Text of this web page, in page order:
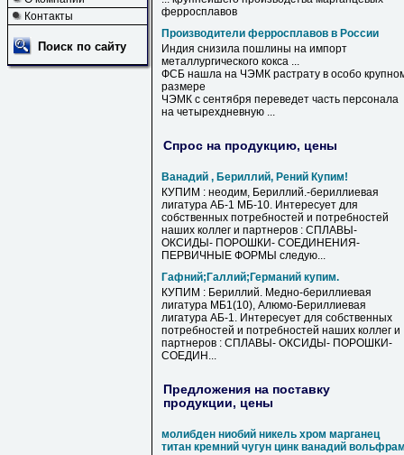
Контакты
Поиск по сайту
ферросплавов
Производители ферросплавов в России
Индия снизила пошлины на импорт
металлургического кокса ...
ФСБ нашла на ЧЭМК растрату в особо
размере
ЧЭМК с сентября переведет часть персонала
на четырехдневную ...
Спрос на продукцию, цены
Ванадий , Бериллий, Рений Купим!
КУПИМ : неодим, Бериллий.-бериллиевая
лигатура АБ-1 МБ-10. Интересует для
собственных потребностей и потребностей
наших коллег и партнеров : СПЛАВЫ-
ОКСИДЫ- ПОРОШКИ- СОЕДИНЕНИЯ-
ПЕРВИЧНЫЕ ФОРМЫ следую...
Гафний;Галлий;Германий купим.
КУПИМ : Бериллий. Медно-бериллиевая
лигатура МБ1(10), Алюмо-Бериллиевая
лигатура АБ-1. Интересует для собственных
потребностей и потребностей наших коллег и
партнеров : СПЛАВЫ- ОКСИДЫ- ПОРОШКИ-
СОЕДИН...
Предложения на поставку
продукции, цены
молибден ниобий никель хром марганец
титан кремний чугун цинк ванадий